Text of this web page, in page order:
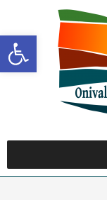
Ouvrir la